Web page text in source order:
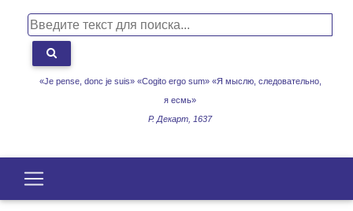
«Je pense, donc je suis» «Cogito ergo sum» «Я мыслю, следовательно,
я есмь»
Р. Декарт, 1637